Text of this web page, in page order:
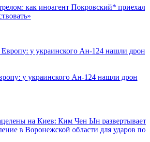
как иноагент Покровский* приехал
у украинского Ан-124 нашли дрон